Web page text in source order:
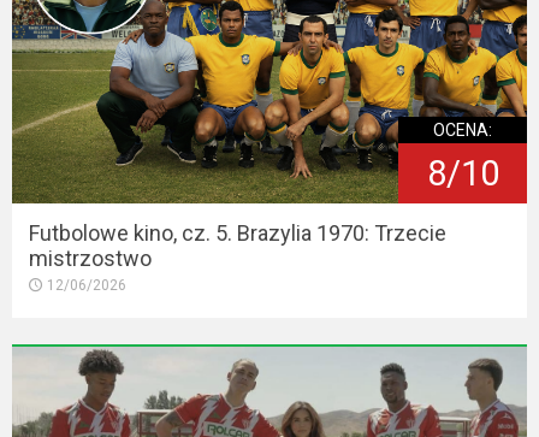
OCENA:
8/10
Futbolowe kino, cz. 5. Brazylia 1970: Trzecie
mistrzostwo
12/06/2026